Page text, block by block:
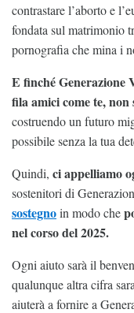
contrastare l’aborto e
fondata sul matrimonio
pornografia che mina i
E finché Generazione
fila amici come te,
costruendo un futuro
possibile senza la tua
Quindi, ci appelliamo
sostenitori di
sostegnoin modo che
nel corso del 2025.
Ogni aiuto sarà il
qualunque altra cifra
aiuterà a fornire a